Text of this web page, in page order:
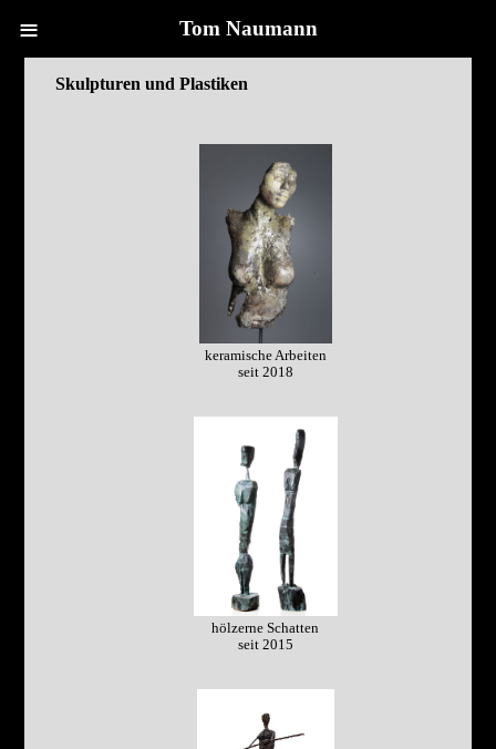
Tom Naumann
≡
Skulpturen und Plastiken
keramische Arbeiten
seit 2018
hölzerne Schatten
seit 2015